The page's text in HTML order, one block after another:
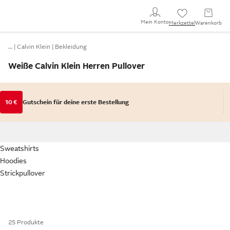
Mein KontoMerkzettel Warenkorb
… Calvin Klein Bekleidung
Weiße Calvin Klein Herren Pullover
10 € Gutschein für deine erste Bestellung
Sweatshirts
Hoodies
Strickpullover
25 Produkte